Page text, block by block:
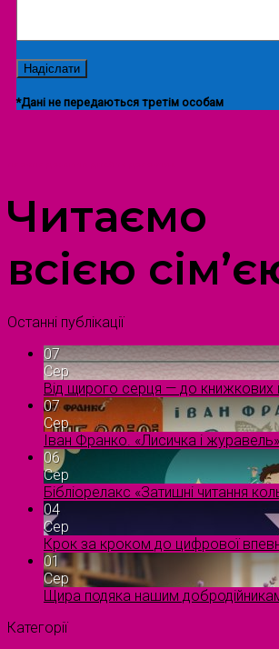
*Дані не передаються третім особам
Читаємо
всією
Останні публікації
07
Сер
Від щирого серця — до книжкових
07
Сер
Іван Франко. «Лисичка і журавель»
06
Сер
Бібліорелакс «Затишні читання
04
Сер
Крок за кроком до цифрової
01
Сер
Щира подяка нашим
Категорії